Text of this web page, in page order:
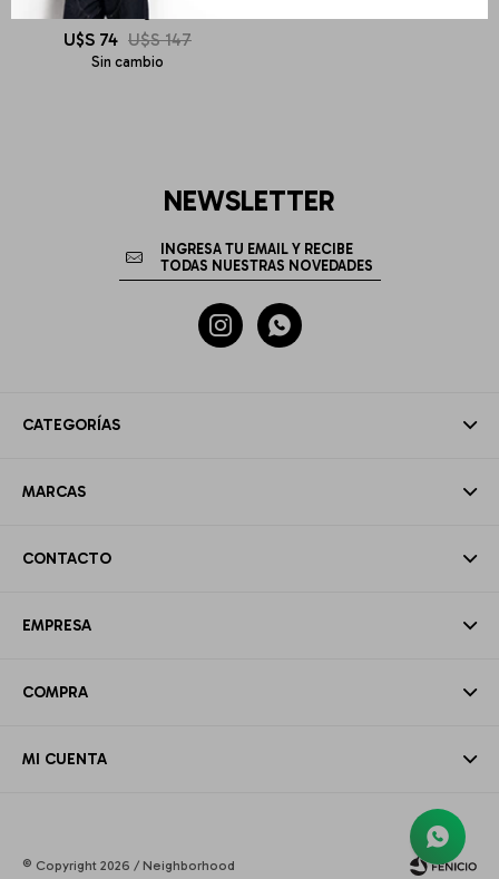
Stranded Fatigue Shirt
U$S 74 U$S 147
Sin cambio
CATEGORÍAS
MARCAS
CONTACTO
EMPRESA
COMPRA
MI CUENTA
NEWSLETTER
 
© Copyright 2026 / Neighborhood